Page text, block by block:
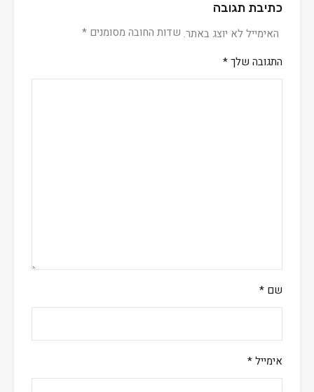
כתיבת תגובה
האימייל לא יוצג באתר. שדות החובה מסומנים *
התגובה שלך*
שם *
אימייל*